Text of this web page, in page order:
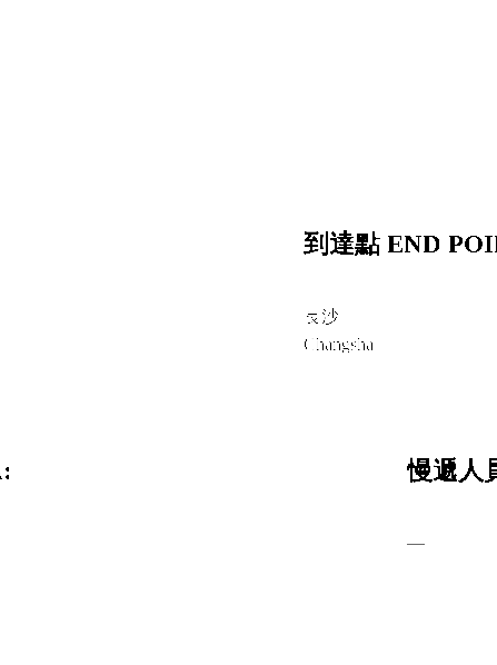
到達點 END
長沙
Changsha
慢遞人
—